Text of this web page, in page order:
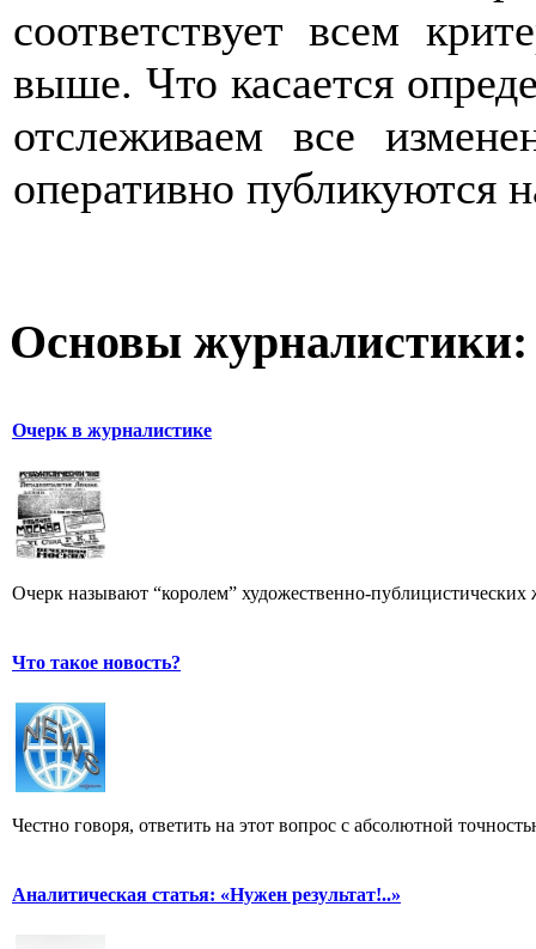
соответствует всем
выше. Что касается
отслеживаем все
оперативно публикуются
Основы журналистики:
Очерк в журналистике
Очерк называют “королем” художественно-публицистических
Что такое новость?
Честно говоря, ответить на этот вопрос с абсолютной
Аналитическая статья: «Нужен результат!..»